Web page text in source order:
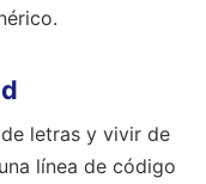
letras y vivir de
línea de código